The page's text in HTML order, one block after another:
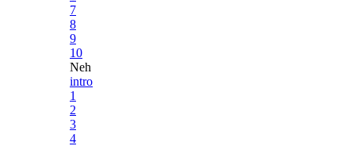
7
8
9
10
Neh
intro
1
2
3
4